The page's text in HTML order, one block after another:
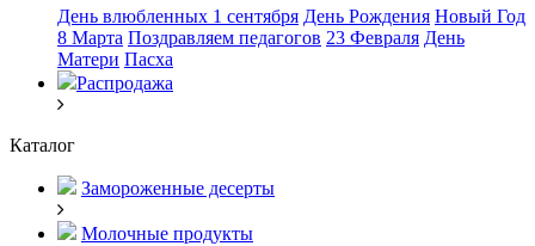
День влюбленных 1 сентября День Рождения Новый Год
8 Марта Поздравляем педагогов 23 Февраля День
Матери Пасха
Распродажа
Каталог
Замороженные десерты
Молочные продукты